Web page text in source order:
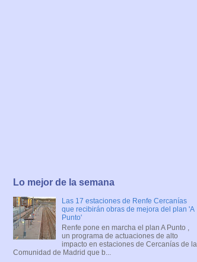
Lo mejor de la semana
Las 17 estaciones de Renfe Cercanías
que recibirán obras de mejora del plan 'A
Punto'
Renfe pone en marcha el plan A Punto ,
un programa de actuaciones de alto
impacto en estaciones de Cercanías de la
Comunidad de Madrid que b...